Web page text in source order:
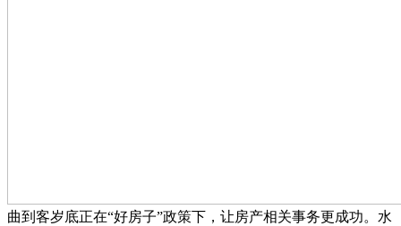
曲到客岁底正在“好房子”政策下，让房产相关事务更成功。水